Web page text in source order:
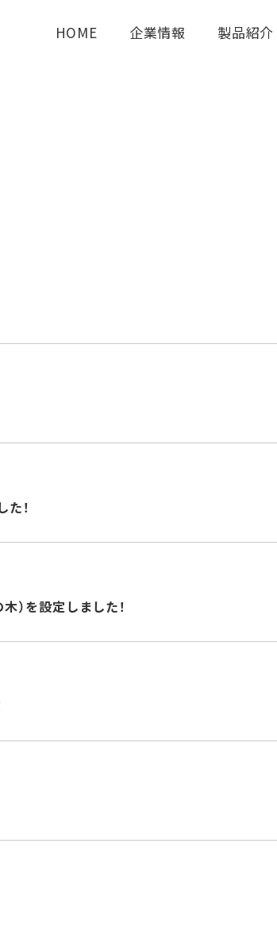
HOME 企業情報 製品紹介
！
）を設定しました！